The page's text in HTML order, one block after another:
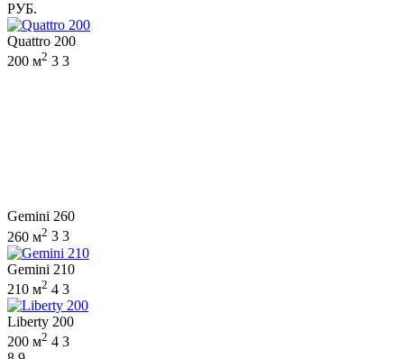
РУБ.
Quattro 200
200 м2 3 3
Gemini 260
260 м2 3 3
Gemini 210
210 м2 4 3
Liberty 200
200 м2 4 3